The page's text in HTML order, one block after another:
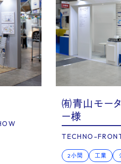
㈲青山モー
ー様
TECHNO-
2小間 工業